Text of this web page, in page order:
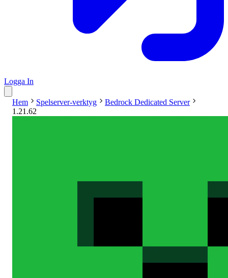
Logga In
Hem Spelserver-verktyg
Bedrock Dedicated Server
1.21.62